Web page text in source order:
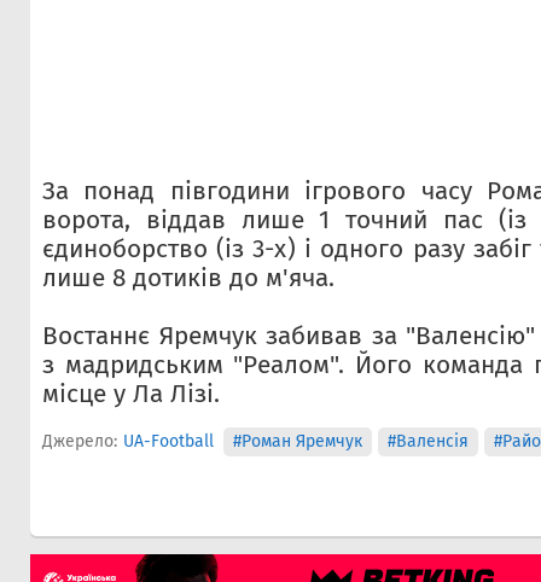
За понад півгодини ігрового часу
ворота, віддав лише 1 точний пас
єдиноборство (із 3-х) і одного разу
лише 8 дотиків до м'яча.
Востаннє Яремчук забивав за
з мадридським "Реалом". Його команда
місце у Ла Лізі.
Джерело: UA-Football #Роман Яремчук #Валенсія